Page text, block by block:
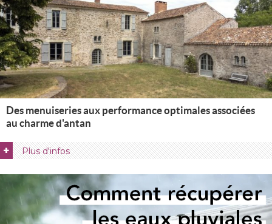
Des menuiseries aux performance optimales associées
au charme d'antan
+ Plus d'infos